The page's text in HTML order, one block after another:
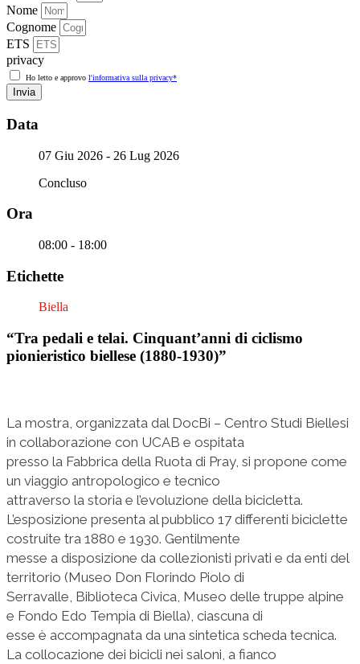
Nome
Cognome
ETS
privacy
Ho letto e approvo l'informativa sulla privacy*
Invia
Data
07 Giu 2026 - 26 Lug 2026
Concluso
Ora
08:00 - 18:00
Etichette
Biella
“Tra pedali e telai. Cinquant’anni di ciclismo
pionieristico biellese (1880-1930)”
La mostra, organizzata dal DocBi – Centro Studi Biellesi
in collaborazione con UCAB e ospitata
presso la Fabbrica della Ruota di Pray, si propone come
un viaggio antropologico e tecnico
attraverso la storia e l’evoluzione della bicicletta.
L’esposizione presenta al pubblico 17 differenti biciclette
costruite tra 1880 e 1930. Gentilmente
messe a disposizione da collezionisti privati e da enti del
territorio (Museo Don Florindo Piolo di
Serravalle, Biblioteca Civica, Museo delle truppe alpine
e Fondo Edo Tempia di Biella), ciascuna di
esse è accompagnata da una sintetica scheda tecnica.
La collocazione dei bicicli nei saloni, a fianco